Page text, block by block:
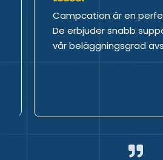
Campcation är en perfekt
De erbjuder snabb
vår beläggningsgrad